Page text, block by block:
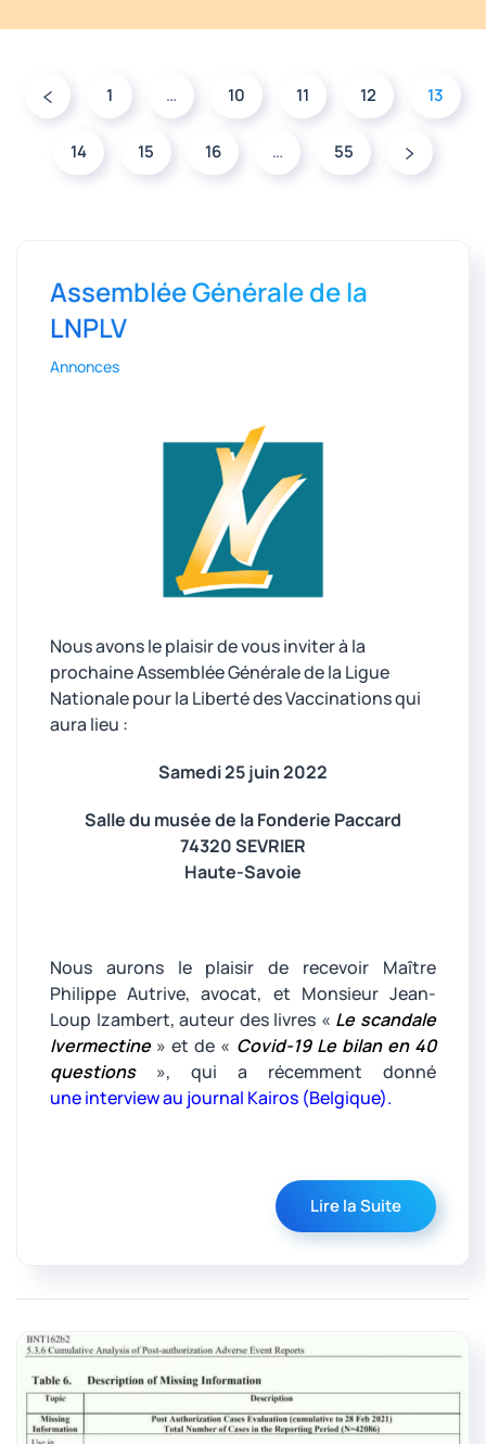
1 … 10 11 12 13
14 15 16 … 55
Assemblée Générale de la
LNPLV
Annonces
Nous avons le plaisir de vous inviter à la
prochaine Assemblée Générale de la Ligue
Nationale pour la Liberté des Vaccinations qui
aura lieu :
Samedi 25 juin 2022
Salle du musée de la Fonderie Paccard
74320 SEVRIER
Haute-Savoie
Nous aurons le plaisir de recevoir Maître
Philippe Autrive, avocat, et Monsieur Jean-
Loup Izambert, auteur des livres « Le scandale
Ivermectine» et de « Covid-19 Le bilan en 40
questions», qui a récemment donné
une interview au journal Kairos (Belgique).
Lire la Suite